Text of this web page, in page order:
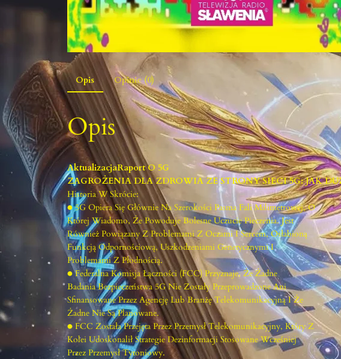
Opis Opinie (0)
Opis
AktualizacjaRaport O 5G
ZAGROŻENIA DLA ZDROWIA ZE STRONY SIECI 5G: JAK
Historia W Skrócie:
● 5G Opiera Się Głównie Na Szerokości Pasma Fali Milimetrowej, O
Której Wiadomo, Że Powoduje Bolesne Uczucie Pieczenia. Jest
Również Powiązany Z Problemami Z Oczami I Sercem, Osłabioną
Funkcją Odpornościową, Uszkodzeniami Genetycznymi I
Problemami Z Płodnością.
● Federalna Komisja Łączności (FCC) Przyznaje, Że Żadne
Badania Bezpieczeństwa 5G Nie Zostały Przeprowadzone Ani
Sfinansowane Przez Agencję Lub Branżę Telekomunikacyjną I Że
Żadne Nie Są Planowane.
● FCC Została Przejęta Przez Przemysł Telekomunikacyjny, Który Z
Kolei Udoskonalił Strategie Dezinformacji Stosowane Wcześniej
Przez Przemysł Tytoniowy.